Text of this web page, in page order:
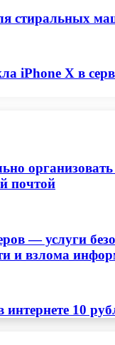
стиральных
iPhone X в
организовать
почтой
— услуги
и взлома
интернете 10